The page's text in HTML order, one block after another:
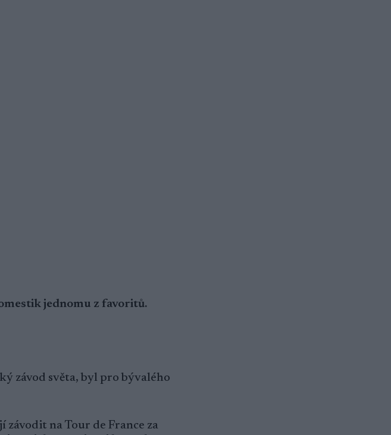
jednomu z favoritů.
závod světa, byl pro bývalého
závodit na Tour de France za